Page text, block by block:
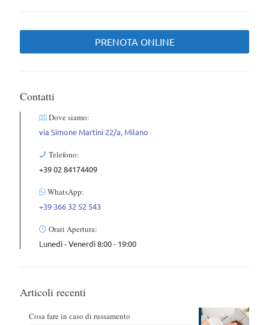
PRENOTA ONLINE
Contatti
Dove siamo:
via Simone Martini 22/a, Milano
Telefono:
+39 02 84174409
WhatsApp:
+39 366 32 52 543
Orari Apertura:
Lunedì - Venerdì 8:00 - 19:00
Articoli recenti
Cosa fare in caso di russamento